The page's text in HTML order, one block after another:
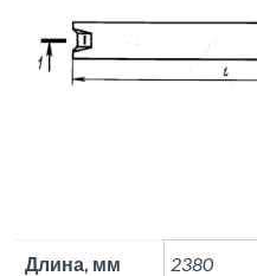
Длина, мм 2380